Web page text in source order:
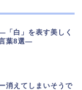
白」を表す美しく
葉8選―
消えてしまいそうで